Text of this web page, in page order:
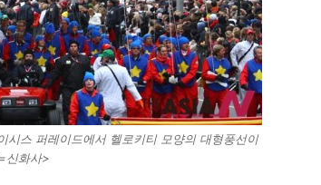
시스 퍼레이드에서 헬로키티 모양의 대형풍선이
신화사>